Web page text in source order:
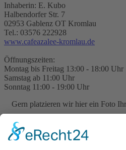
Inhaberin: E. Kubo
Halbendorfer Str. 7
02953 Gablenz OT Kromlau
Tel.: 03576 222928
www.cafeazalee-kromlau.de
Öffnungszeiten:
Montag bis Freitag 13:00 - 18:00 Uhr
Samstag ab 11:00 Uhr
Sonntag 11:00 - 19:00 Uhr
Gern platzieren wir hier ein Foto